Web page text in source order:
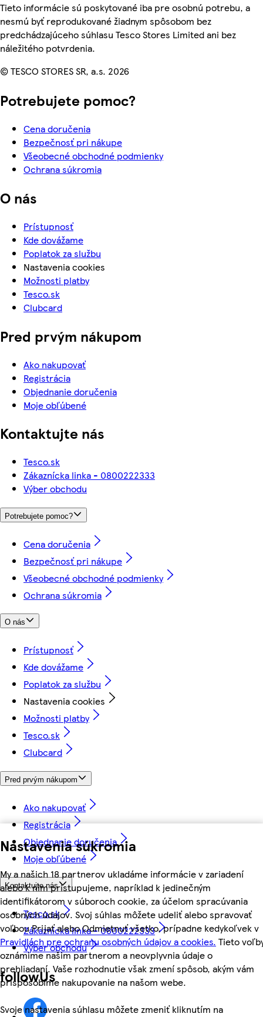
Nastavenia súkromia
My a našich 18 partnerov ukladáme informácie v zariadení
alebo k nim pristupujeme, napríklad k jedinečným
identifikátorom v súboroch cookie, za účelom spracúvania
osobných údajov. Svoj súhlas môžete udeliť alebo spravovať
voľbou Prijať alebo Odmietnuť všetko, prípadne kedykoľvek v
Pravidlách pre ochranu osobných údajov a cookies. Tieto
oznámime našim partnerom a neovplyvnia údaje o
prehliadaní. Vaše rozhodnutie však zmení spôsob, akým vám
prispôsobíme nakupovanie na našom webe.
Svoje nastavenia súhlasu môžete zmeniť kliknutím na
Tieto informácie sú poskytované iba pre osobnú potrebu, a
nesmú byť reprodukované žiadnym spôsobom bez
predchádzajúceho súhlasu Tesco Stores Limited ani bez
náležitého potvrdenia.
© TESCO STORES SR, a.s. 2026
Potrebujete pomoc?
Cena doručenia
Bezpečnosť pri nákupe
Všeobecné obchodné podmienky
Ochrana súkromia
O nás
Prístupnosť
Kde dovážame
Poplatok za službu
Nastavenia cookies
Možnosti platby
Tesco.sk
Clubcard
Pred prvým nákupom
Ako nakupovať
Registrácia
Objednanie doručenia
Moje obľúbené
Kontaktujte nás
Tesco.sk
Zákaznícka linka - 0800222333
Výber obchodu
Potrebujete pomoc?
Cena doručenia
Bezpečnosť pri nákupe
Všeobecné obchodné podmienky
Ochrana súkromia
O nás
Prístupnosť
Kde dovážame
Poplatok za službu
Nastavenia cookies
Možnosti platby
Tesco.sk
Clubcard
Pred prvým nákupom
Ako nakupovať
Registrácia
Objednanie doručenia
Moje obľúbené
Kontaktujte nás
Tesco.sk
Zákaznícka linka - 0800222333
Výber obchodu
followUs